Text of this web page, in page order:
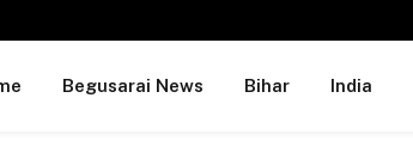
Begusarai News Bihar India